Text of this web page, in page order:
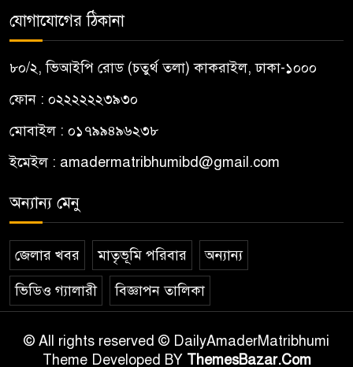
যোগাযোগের ঠিকানা
৮০/২, ভিআইপি রোড (চতুর্থ তলা) কাকরাইল, ঢাকা-১০০০
ফোন : ০২২২২২২৩৯৩০
মোবাইল : ০১৭৯৯৪৯৬২৩৮
ইমেইল : amadermatribhumibd@gmail.com
অন্যান্য মেনু
জেলার খবর মাতৃভূমি পরিবার অন্যান্য
ভিডিও গ্যালারী বিজ্ঞাপন তালিকা
© All rights reserved © DailyAmaderMatribhumi
Theme Developed BY ThemesBazar.Com